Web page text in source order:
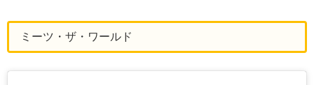
ミーツ・ザ・ワールド